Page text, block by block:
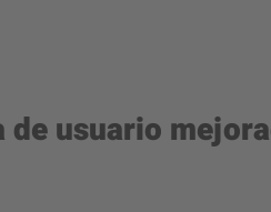
de usuario